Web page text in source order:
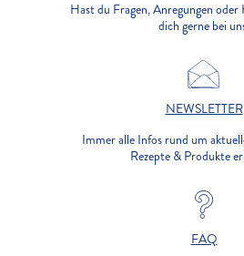
Hast du Fragen, Anregungen
dich gerne bei
NEWSLETTER
Immer alle Infos rund um
Rezepte & Produkte
FAQ